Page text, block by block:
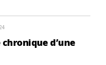
d’une